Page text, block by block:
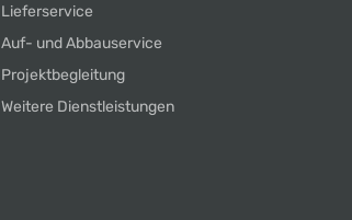
Lieferservice
Auf- und Abbauservice
Projektbegleitung
Weitere Dienstleistungen